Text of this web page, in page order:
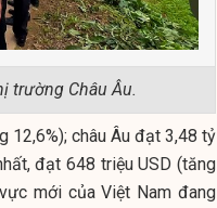
trường Châu Âu.
12,6%); châu Âu đạt 3,48 tỷ
đạt 648 triệu USD (tăng
mới của Việt Nam đang